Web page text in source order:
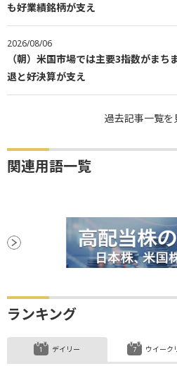
も好業績銘柄が支え
2026/08/06
（朝）米国市場では主要3指数がま
退と好決算が支え
過去記事一覧を
関連用語一覧
ランキング
デイリー ウイーク